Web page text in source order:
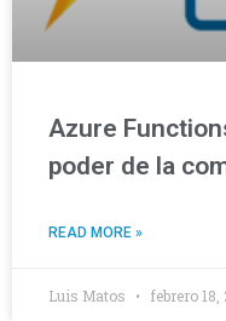
Azure
poder de la
READ MORE »
Luis Matos febrero 18,